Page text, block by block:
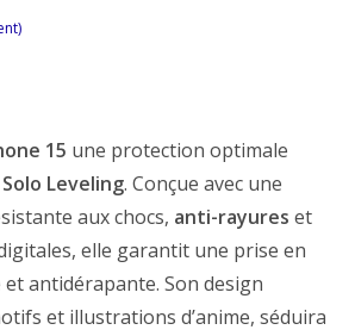
15 une protection optimale
Leveling. Conçue avec une
aux chocs, anti-rayures et
elle garantit une prise en
antidérapante. Son design
et illustrations d’anime, séduira